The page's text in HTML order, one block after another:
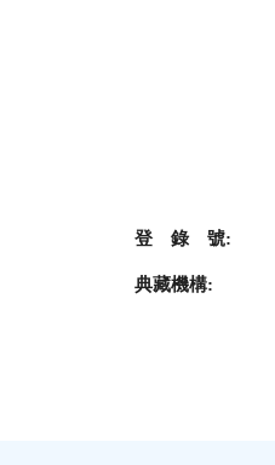
登 錄 號:
典藏機構: